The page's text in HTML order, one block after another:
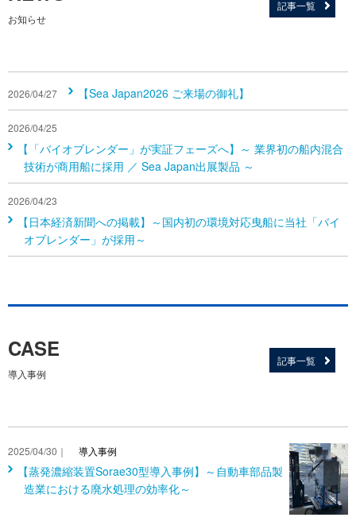
お知らせ
記事一覧
2026/04/27 【Sea Japan2026 ご来場の御礼】
2026/04/25
【「バイオブレンダー」が実証フェーズへ】～ 業界初の船内混合
技術が商用船に採用 ／ Sea Japan出展製品 ～
2026/04/23
【日本経済新聞への掲載】～国内初の環境対応曳船に当社「バイ
オブレンダー」が採用～
CASE
導入事例
記事一覧
2025/04/30｜ 導入事例
【蒸発濃縮装置Sorae30型導入事例】～自動車部品製
造業における廃水処理の効率化～